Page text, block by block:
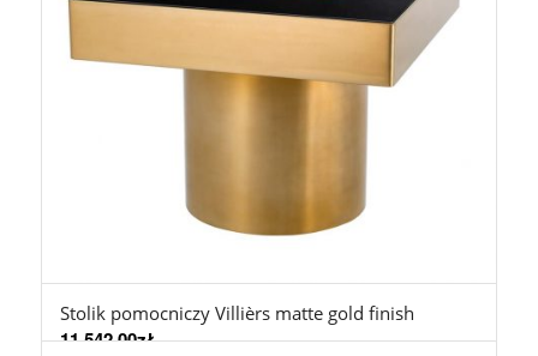
Stolik pomocniczy Villièrs matte gold finish
11.542,00zł